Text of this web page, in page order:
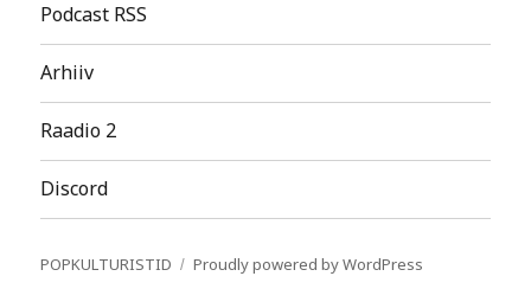
Podcast RSS
Arhiiv
Raadio 2
Discord
POPKULTURISTID Proudly powered by WordPress